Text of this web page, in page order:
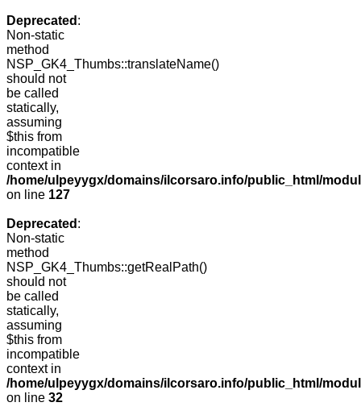
Deprecated :
Non-static
method
NSP_GK4_Thumbs::translateName()
should not
be called
statically,
assuming
$this from
incompatible
context in
/home/ulpeyygx/domains/ilcorsaro.info/public_html/
on line 127
Deprecated :
Non-static
method
NSP_GK4_Thumbs::getRealPath()
should not
be called
statically,
assuming
$this from
incompatible
context in
/home/ulpeyygx/domains/ilcorsaro.info/public_html/
on line 32